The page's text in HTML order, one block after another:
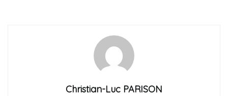
Christian-Luc PARISON